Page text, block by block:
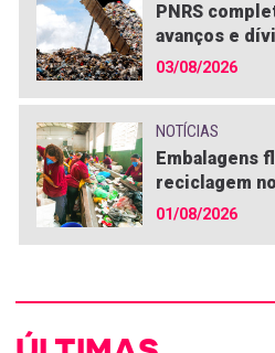
PNRS
avanços e
03/08/2026
NOTÍCIAS
Embalagens
reciclagem
01/08/2026